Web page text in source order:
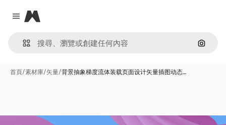
Close menu
Magnific
通過圖
首頁/素材庫/矢量/背景抽象梯度流体装载页面设计矢量插图动态…